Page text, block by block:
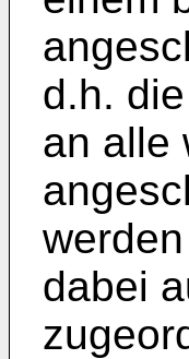
d.h.
an alle
dabei